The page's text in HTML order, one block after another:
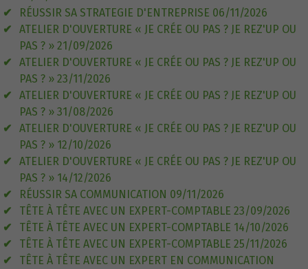
RÉUSSIR SA STRATEGIE D'ENTREPRISE 06/11/2026
ATELIER D'OUVERTURE « JE CRÉE OU PAS ? JE REZ'UP OU
PAS ? » 21/09/2026
ATELIER D'OUVERTURE « JE CRÉE OU PAS ? JE REZ'UP OU
PAS ? » 23/11/2026
ATELIER D'OUVERTURE « JE CRÉE OU PAS ? JE REZ'UP OU
PAS ? » 31/08/2026
ATELIER D'OUVERTURE « JE CRÉE OU PAS ? JE REZ'UP OU
PAS ? » 12/10/2026
ATELIER D'OUVERTURE « JE CRÉE OU PAS ? JE REZ'UP OU
PAS ? » 14/12/2026
RÉUSSIR SA COMMUNICATION 09/11/2026
TÊTE À TÊTE AVEC UN EXPERT-COMPTABLE 23/09/2026
TÊTE À TÊTE AVEC UN EXPERT-COMPTABLE 14/10/2026
TÊTE À TÊTE AVEC UN EXPERT-COMPTABLE 25/11/2026
TÊTE À TÊTE AVEC UN EXPERT EN COMMUNICATION